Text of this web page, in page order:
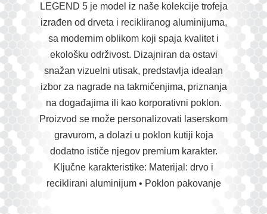
LEGEND 5 je model iz naše kolekcije trofeja
izrađen od drveta i recikliranog aluminijuma,
sa modernim oblikom koji spaja kvalitet i
ekološku održivost. Dizajniran da ostavi
snažan vizuelni utisak, predstavlja idealan
izbor za nagrade na takmičenjima, priznanja
na događajima ili kao korporativni poklon.
Proizvod se može personalizovati laserskom
gravurom, a dolazi u poklon kutiji koja
dodatno ističe njegov premium karakter.
Ključne karakteristike: Materijal: drvo i
reciklirani aluminijum • Poklon pakovanje